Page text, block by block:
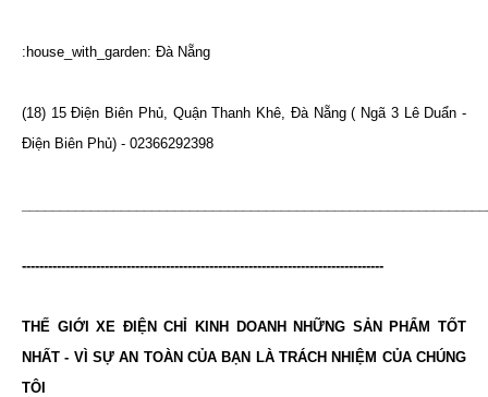
:house_with_garden: Đà Nẵng
(18) 15 Điện Biên Phủ, Quận Thanh Khê, Đà Nẵng ( Ngã 3 Lê Duẩn -
Điện Biên Phủ) - 02366292398
-----------------------------------------------------------------------------------
THẾ GIỚI XE ĐIỆN CHỈ KINH DOANH NHỮNG SẢN PHẨM TỐT
NHẤT - VÌ SỰ AN TOÀN CỦA BẠN LÀ TRÁCH NHIỆM CỦA CHÚNG
TÔI